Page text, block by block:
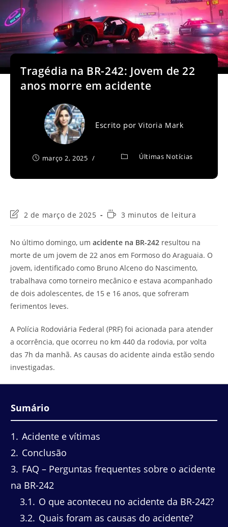
Tragédia na BR-242: Jovem de 22
anos morre em acidente
Escrito porVitoria Mark
março 2, 2025 Últimas Notícias
Última
post:
2 de março de 2025
Tempo3 minutos de leitura
No último domingo, um acidente na BR-242 resultou na
morte de um jovem de 22 anos em Formoso do Araguaia. O
jovem, identificado como Bruno Alceno do Nascimento,
trabalhava como torneiro mecânico e estava acompanhado
de dois adolescentes, de 15 e 16 anos, que sofreram
ferimentos leves.
A Polícia Rodoviária Federal (PRF) foi acionada para atender
a ocorrência, que ocorreu no km 440 da rodovia, por volta
das 7h da manhã. As causas do acidente ainda estão sendo
investigadas.
Sumário
1
Acidente e vítimas
2 Conclusão
3 FAQ – Perguntas frequentes sobre o acidente
na BR-242
3.1
O que aconteceu no acidente da BR-242?
3.2 Quais foram as causas do acidente?